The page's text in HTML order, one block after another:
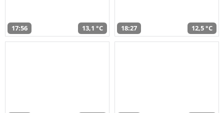
17:56 13,1 °C 18:27 12,5 °C